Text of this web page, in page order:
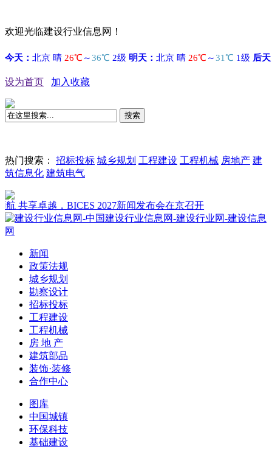
欢迎光临建设行业信息网！
设为首页 加入收藏
搜索
热门搜索： 招标投标 城乡规划 工程建设 工程机械 房地产 建
筑信息化 建筑电气
共享卓越，BICES 2027新闻发布会在京召开
新闻
政策法规
城乡规划
勘察设计
招标投标
工程建设
工程机械
房 地 产
建筑部品
装饰·装修
合作中心
图库
中国城镇
环保科技
基础建设